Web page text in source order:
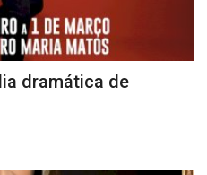
dramática de